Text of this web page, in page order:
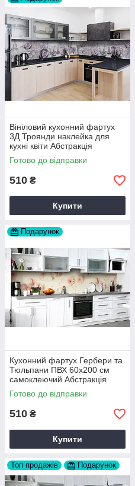
Вініловий кухонний фартух
3Д Троянди наклейка для
кухні квіти Абстракція
Фіолетовий Happy Pocket
Z181462
Готово до відправки
510 ₴
Купити
Подарунок
Кухонний фартух Гербери та
Тюльпани ПВХ 60х200 см
самоклеючий Абстракція
Рожевий Happy Pocket
Z183382
Готово до відправки
510 ₴
Купити
Топ продажів Подарунок